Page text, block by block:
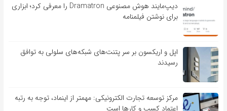
دیپ‌مایند هوش مصنوعی Dramatron را معرفی کرد؛ ابزاری
برای نوشتن فیلمنامه
اپل و اریکسون بر سر پتنت‌های شبکه‌های سلولی به توافق
رسیدند
مرکز توسعه تجارت الکترونیکی: مهمتر از اینماد، توجه به رتبه
اعتماد کسب و کارها است